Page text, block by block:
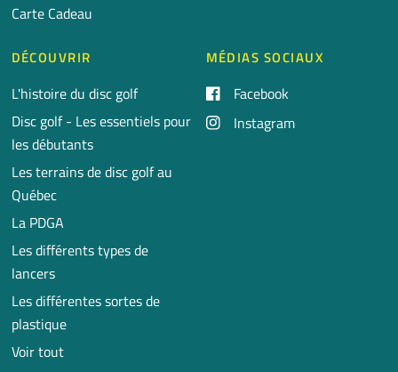
Carte Cadeau
DÉCOUVRIR
L'histoire du disc golf
Disc golf - Les essentiels pour
les débutants
Les terrains de disc golf au
Québec
La PDGA
Les différents types de
lancers
Les différentes sortes de
plastique
Voir tout
MÉDIAS SOCIAUX
Facebook
Instagram